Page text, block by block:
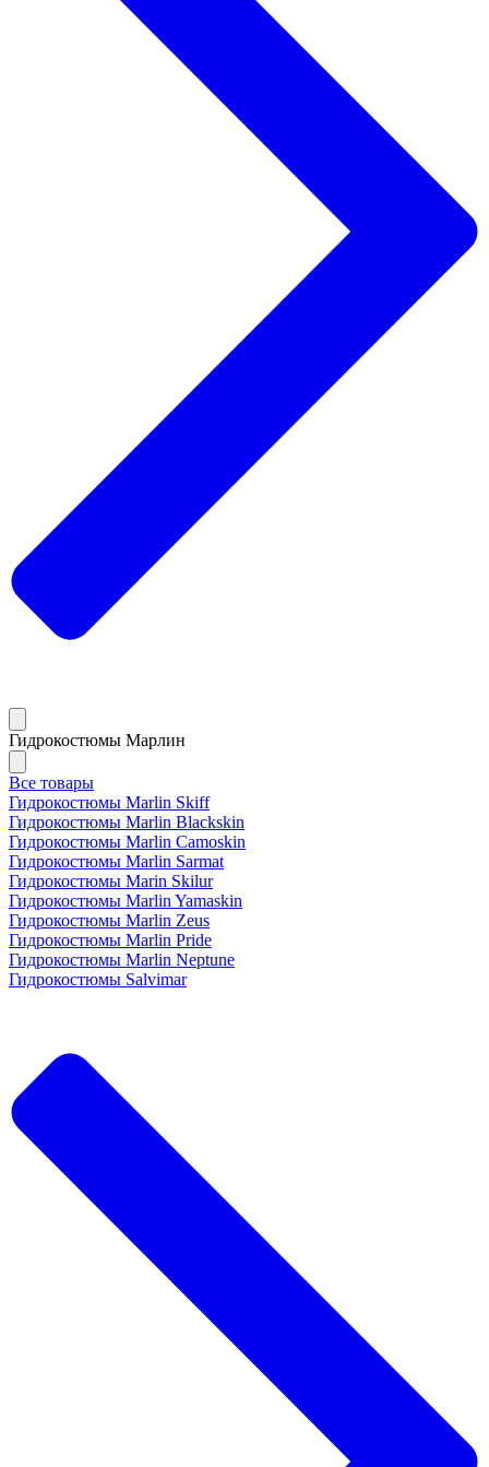
Гидрокостюмы Марлин
Все товары
Гидрокостюмы Marlin Skiff
Гидрокостюмы Marlin Blackskin
Гидрокостюмы Marlin Camoskin
Гидрокостюмы Marlin Sarmat
Гидрокостюмы Marin Skilur
Гидрокостюмы Marlin Yamaskin
Гидрокостюмы Marlin Zeus
Гидрокостюмы Marlin Pride
Гидрокостюмы Marlin Neptune
Гидрокостюмы Salvimar